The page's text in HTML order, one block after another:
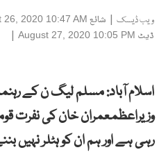
ویب ڈیسک | شائع 26, 2020 10:47 AM
ڈیٹ August 27, 2020 10:05 PM
|
اسلام آباد: مسلم لیگ ن کے
وزیراعظمعمران خان کی نفرت
رہی ہے اور ہم ان کو ہٹلر نہیں